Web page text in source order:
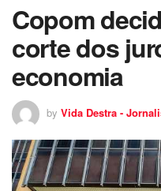
Copom
corte dos
economia
by Vida Destra -